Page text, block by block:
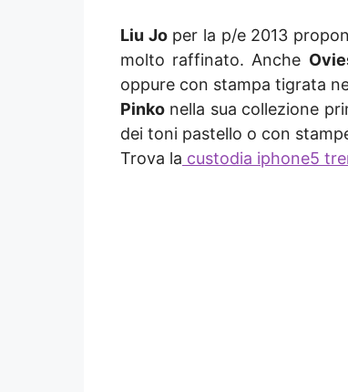
Liu Joper la p/e 2013
molto raffinato. Anche
oppure con stampa tigrata
Pinko nella sua collezione
dei toni pastello o con
Trova la custodia iphone5